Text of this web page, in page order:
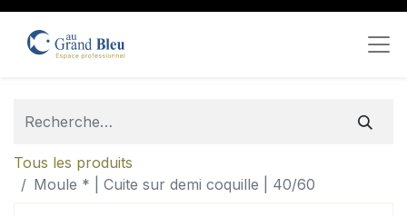
Tous les produits
Moule * | Cuite sur demi coquille | 40/60